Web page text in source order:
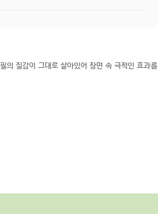
의 질감이 그대로 살아있어 장면 속 극적인 효과를